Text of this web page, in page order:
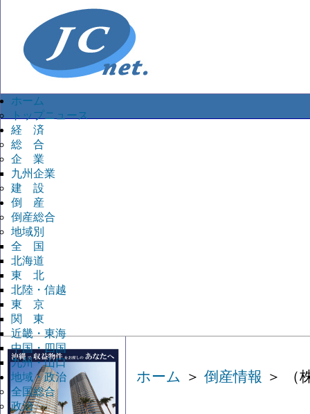
ホーム
トップニュース
経 済
総 合
企 業
九州企業
建 設
倒 産
倒産総合
地域別
全 国
北海道
東 北
北陸・信越
東 京
関 東
近畿・東海
中国・四国
九州・山口
地域・政治
全国総合
政治
ホーム ＞ 倒産情報 ＞ （